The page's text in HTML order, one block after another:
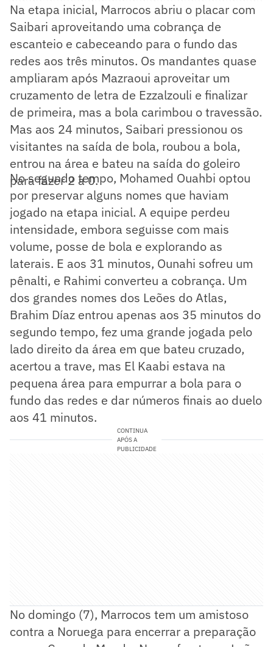
Na etapa inicial, Marrocos abriu o placar com
Saibari aproveitando uma cobrança de
escanteio e cabeceando para o fundo das
redes aos três minutos. Os mandantes quase
ampliaram após Mazraoui aproveitar um
cruzamento de letra de Ezzalzouli e finalizar
de primeira, mas a bola carimbou o travessão.
Mas aos 24 minutos, Saibari pressionou os
visitantes na saída de bola, roubou a bola,
entrou na área e bateu na saída do goleiro
para fazer 2 a 0.
No segundo tempo, Mohamed Ouahbi optou
por preservar alguns nomes que haviam
jogado na etapa inicial. A equipe perdeu
intensidade, embora seguisse com mais
volume, posse de bola e explorando as
laterais. E aos 31 minutos, Ounahi sofreu um
pênalti, e Rahimi converteu a cobrança. Um
dos grandes nomes dos Leões do Atlas,
Brahim Díaz entrou apenas aos 35 minutos do
segundo tempo, fez uma grande jogada pelo
lado direito da área em que bateu cruzado,
acertou a trave, mas El Kaabi estava na
pequena área para empurrar a bola para o
fundo das redes e dar números finais ao duelo
aos 41 minutos.
CONTINUA
APÓS A
PUBLICIDADE
No domingo (7), Marrocos tem um amistoso
contra a Noruega para encerrar a preparação